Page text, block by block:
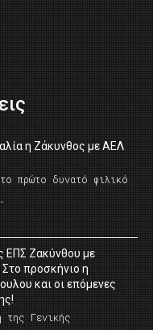
η Ζάκυνθος με ΑΕΛ
πρώτο δυνατό φιλικό
ΕΠΣ Ζακύνθου με
προσκήνιο η
και οι επόμενες
της Γενικής